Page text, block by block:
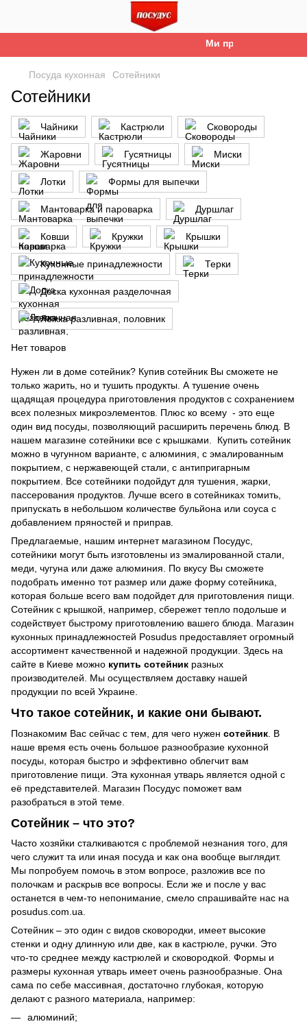
Ми працюємо. Все
Посуда кухонная Сотейники
Сотейники
Чайники Кастрюли Сковороды
Жаровни Гусятницы Миски
Лотки Формы для выпечки
Мантоварка и пароварка Дуршлаг
Ковши Кружки Крышки
Кухонные принадлежности Терки
Доска кухонная разделочная
Ложка разливная, половник
Нет товаров
Нужен ли в доме сотейник? Купив сотейник Вы сможете не
только жарить, но и тушить продукты. А тушение очень
щадящая процедура приготовления продуктов с сохранением
всех полезных микроэлементов. Плюс ко всему - это еще
один вид посуды, позволяющий расширить перечень блюд. В
нашем магазине сотейники все с крышками. Купить сотейник
можно в чугунном варианте, с алюминия, с эмалированным
покрытием, с нержавеющей стали, с антипригарным
покрытием. Все сотейники подойдут для тушения, жарки,
пассерования продуктов. Лучше всего в сотейниках томить,
припускать в небольшом количестве бульйона или соуса с
добавлением пряностей и приправ.
Предлагаемые, нашим интернет магазином Посудус,
сотейники могут быть изготовлены из эмалированной стали,
меди, чугуна или даже алюминия. По вкусу Вы сможете
подобрать именно тот размер или даже форму сотейника,
которая больше всего вам подойдет для приготовления пищи.
Сотейник с крышкой, например, сбережет тепло подольше и
содействует быстрому приготовлению вашего блюда. Магазин
кухонных принадлежностей Posudus предоставляет огромный
ассортимент качественной и надежной продукции. Здесь на
сайте в Киеве можно купить сотейник разных
производителей. Мы осуществляем доставку нашей
продукции по всей Украине.
Что такое сотейник, и какие они бывают.
Познакомим Вас сейчас с тем, для чего нужен сотейник . В
наше время есть очень большое разнообразие кухонной
посуды, которая быстро и эффективно облегчит вам
приготовление пищи. Эта кухонная утварь является одной с
её представителей. Магазин Посудус поможет вам
разобраться в этой теме.
Сотейник – что это?
Часто хозяйки сталкиваются с проблемой незнания того, для
чего служит та или иная посуда и как она вообще выглядит.
Мы попробуем помочь в этом вопросе, разложив все по
полочкам и раскрыв все вопросы. Если же и после у вас
останется в чем-то непонимание, смело спрашивайте нас на
posudus.com.ua.
Сотейник – это один с видов сковородки, имеет высокие
стенки и одну длинную или две, как в кастрюле, ручки. Это
что-то среднее между кастрюлей и сковородкой. Формы и
размеры кухонная утварь имеет очень разнообразные. Она
сама по себе массивная, достаточно глубокая, которую
делают с разного материала, например:
алюминий;